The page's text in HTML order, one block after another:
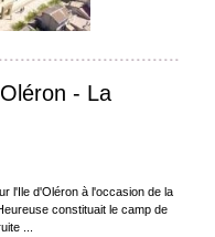
- La
l'Ile d'Oléron à l'occasion de la
constituait le camp de
...